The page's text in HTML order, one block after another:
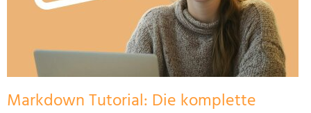
Markdown Tutorial: Die komplette